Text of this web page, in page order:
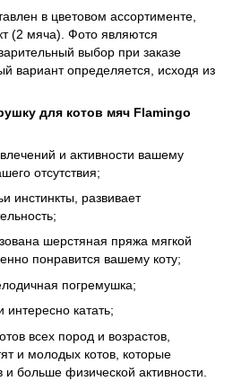
в цветовом ассортименте,
(2 мяча). Фото являются
выбор при заказе
вариант определяется, исходя из
для котов мяч Flamingo
и активности вашему
отсутствия;
инстинкты, развивает
шерстяная пряжа мягкой
понравится вашему коту;
погремушка;
интересно катать;
всех пород и возрастов,
и молодых котов, которые
больше физической активности.